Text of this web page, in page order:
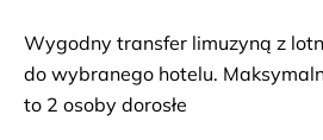
Wygodny transfer limuzyną z
do wybranego hotelu.
to 2 osoby dorosłe